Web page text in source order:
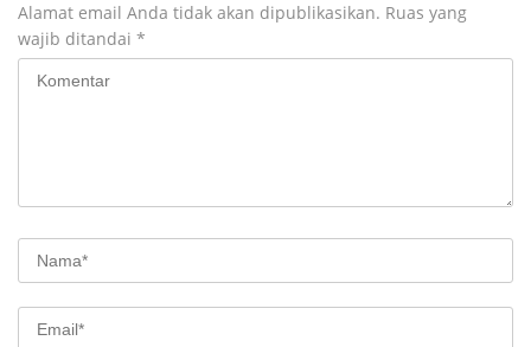
Alamat email Anda tidak akan dipublikasikan. Ruas yang
wajib ditandai *